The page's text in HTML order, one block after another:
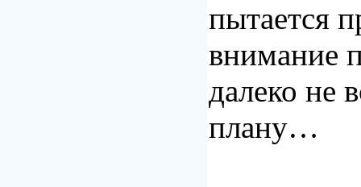
пытается
внимание
далеко не
плану…